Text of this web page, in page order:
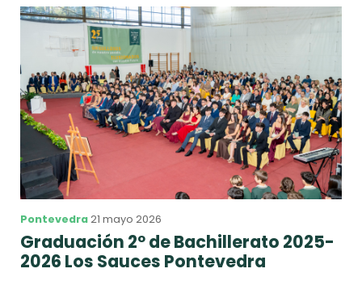
Pontevedra21 mayo 2026
Graduación 2º de Bachillerato 2025-
2026 Los Sauces Pontevedra